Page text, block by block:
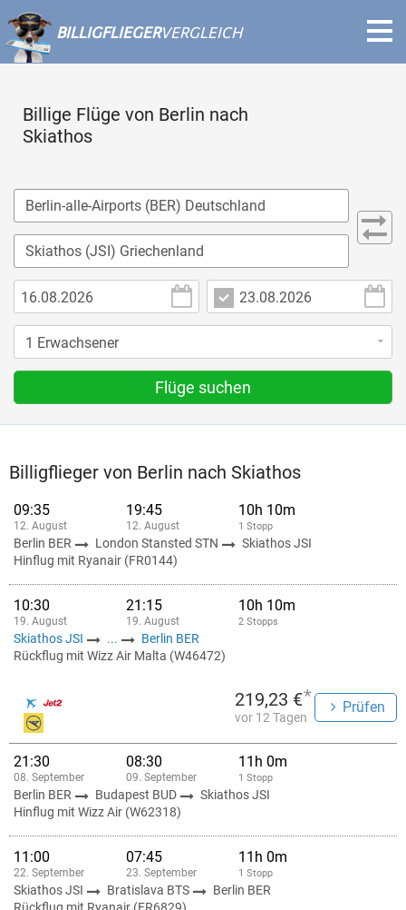
BILLIGFLIEGERVERGLEICH
Billige Flüge von Berlin nach
Skiathos
Flüge suchen
Billigflieger von Berlin nach Skiathos
09:35
12. August
19:45
12. August
10h 10m
1 Stopp
Berlin BER London Stansted STN
Skiathos JSI
Hinflug mit Ryanair (FR0144)
10:30
19. August
21:15
19. August
10h 10m
2 Stopps
Skiathos JSI ...
Berlin BER
Rückflug mit Wizz Air Malta (W46472)
219,23 €*
vor 12 Tagen
Prüfen
21:30
08. September
08:30
09. September
11h 0m
1 Stopp
Berlin BER Budapest BUD
Skiathos JSI
Hinflug mit Wizz Air (W62318)
11:00
22. September
07:45
23. September
11h 0m
1 Stopp
Skiathos JSI Bratislava BTS
Berlin BER